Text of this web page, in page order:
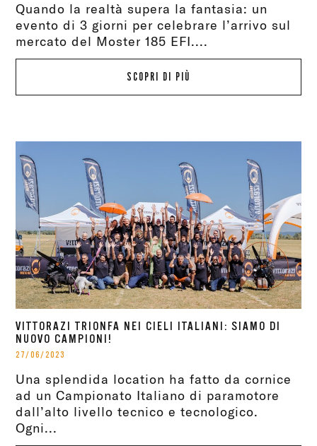
Quando la realtà supera la fantasia: un
evento di 3 giorni per celebrare l’arrivo sul
mercato del Moster 185 EFI....
SCOPRI DI PIÙ
VITTORAZI TRIONFA NEI CIELI ITALIANI: SIAMO DI
NUOVO CAMPIONI!
27/06/2023
Una splendida location ha fatto da cornice
ad un Campionato Italiano di paramotore
dall’alto livello tecnico e tecnologico.
Ogni...